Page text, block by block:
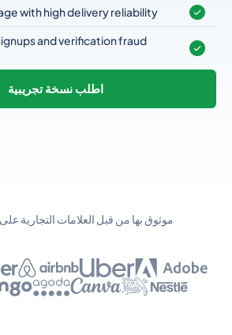
with high delivery reliability
and verification fraud
اطلب نسخة تجريبية
موثوق بها من قبل العلامات التجارية